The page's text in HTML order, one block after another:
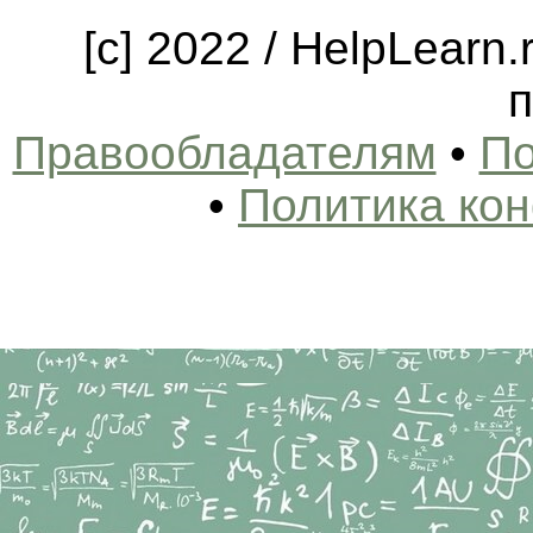
[c] 2022 /
Правообладателям •
• Политика